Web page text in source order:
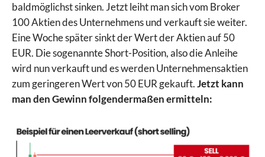
baldmöglichst sinken. Jetzt leiht man sich vom Broker
100 Aktien des Unternehmens und verkauft sie weiter.
Eine Woche später sinkt der Wert der Aktien auf 50
EUR. Die sogenannte Short-Position, also die Anleihe
wird nun verkauft und es werden Unternehmensaktien
zum geringeren Wert von 50 EUR gekauft.Jetzt kann
man den Gewinn folgendermaßen ermitteln: